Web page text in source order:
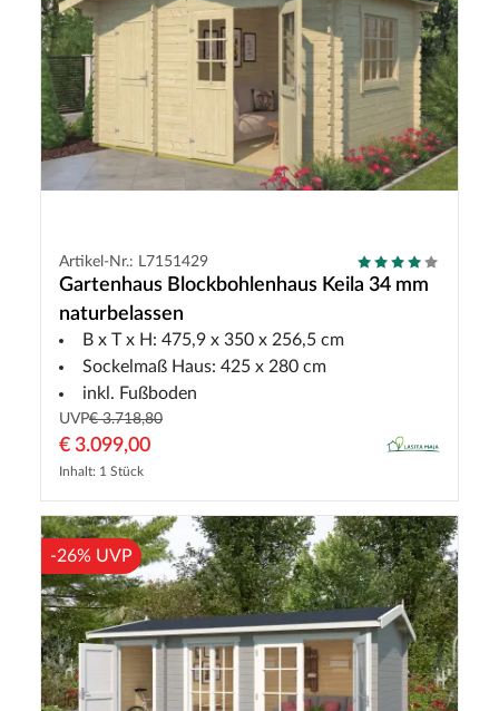
Artikel-Nr.: L7151429
Gartenhaus Blockbohlenhaus Keila 34 mm
naturbelassen
B x T x H: 475,9 x 350 x 256,5 cm
Sockelmaß Haus: 425 x 280 cm
inkl. Fußboden
UVP€ 3.718,80
€ 3.099,00
Inhalt: 1 Stück
-26% UVP